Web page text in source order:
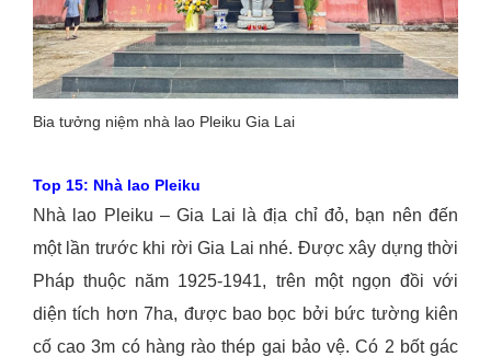
Bia tưởng niệm nhà lao Pleiku Gia Lai
Top 15: Nhà lao Pleiku
Nhà lao Pleiku – Gia Lai là địa chỉ đỏ, bạn nên đến
một lần trước khi rời Gia Lai nhé. Được xây dựng thời
Pháp thuộc năm 1925-1941, trên một ngọn đồi với
diện tích hơn 7ha, được bao bọc bởi bức tường kiên
cố cao 3m có hàng rào thép gai bảo vệ. Có 2 bốt gác